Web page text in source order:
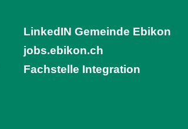
LinkedIN Gemeinde Ebikon
jobs.ebikon.ch
Fachstelle Integration